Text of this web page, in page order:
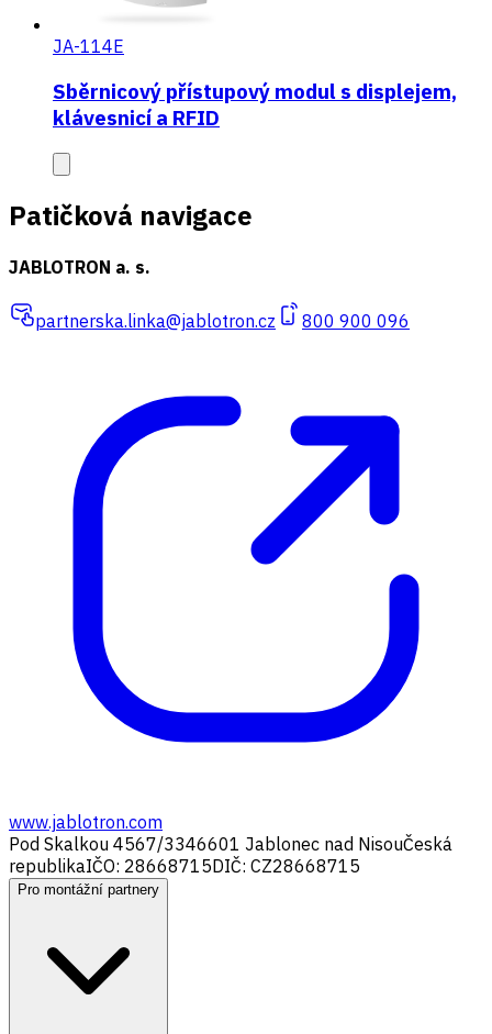
JA-114E
Sběrnicový přístupový modul s displejem,
klávesnicí a RFID
Patičková navigace
JABLOTRON a. s.
partnerska.linka@jablotron.cz 800 900 096
www.jablotron.com
Pod Skalkou 4567/3346601 Jablonec nad NisouČeská
republikaIČO: 28668715DIČ: CZ28668715
Pro montážní partnery